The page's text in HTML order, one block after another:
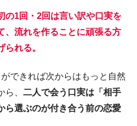
の1回・2回は言い訳や口実を
、流れを作ることに頑張る方
れる。
できれば次からはもっと自然
、 二人で会う口実は「相手
ら選ぶのが付き合う前の恋愛